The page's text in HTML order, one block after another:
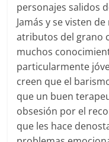
personajes salidos
Jamás y se visten
atributos del grano
muchos
particularmente
creen que el
que un buen
obsesión por el
que les hace